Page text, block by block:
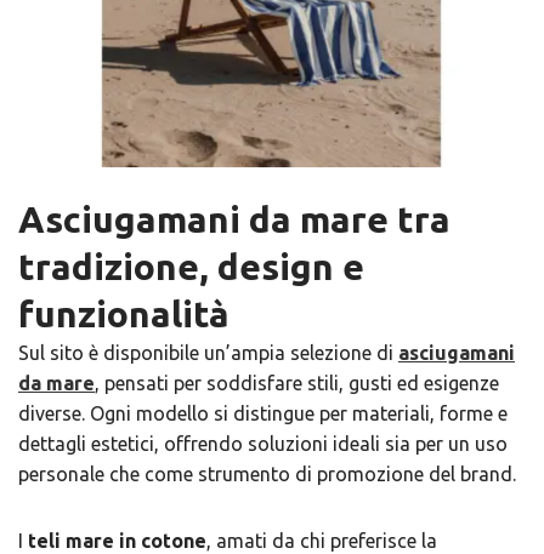
Asciugamani da mare tra
tradizione, design e
funzionalità
Sul sito è disponibile un’ampia selezione di asciugamani
da mare, pensati per soddisfare stili, gusti ed esigenze
diverse. Ogni modello si distingue per materiali, forme e
dettagli estetici, offrendo soluzioni ideali sia per un uso
personale che come strumento di promozione del brand.
teli mare in cotone, amati da chi preferisce la